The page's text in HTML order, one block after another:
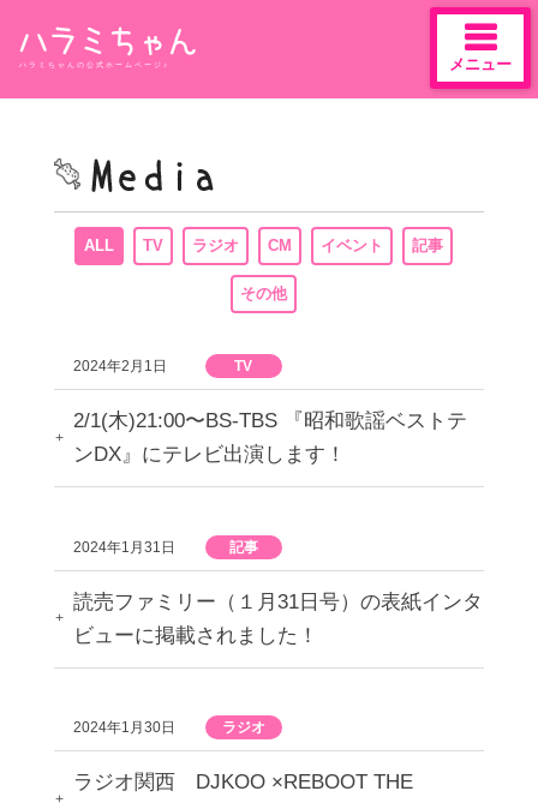
content
ハラミちゃんの公式ホームページ♪ メニュー
ALL TV ラジオ CM イベント 記事
その他
2024年2月1日 TV
2/1(木)21:00〜BS-TBS 『昭和歌謡ベストテ
ンDX』にテレビ出演します！
2024年1月31日 記事
読売ファミリー（１月31日号）の表紙インタ
ビューに掲載されました！
2024年1月30日 ラジオ
ラジオ関西 DJKOO ×REBOOT THE